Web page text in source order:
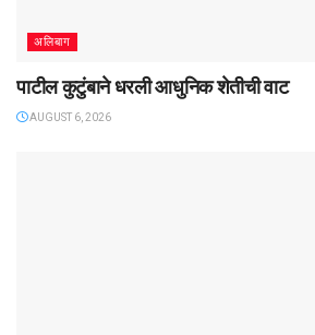
अलिबाग
पाटील कुटुंबाने धरली आधुनिक शेतीची वाट
AUGUST 6, 2026